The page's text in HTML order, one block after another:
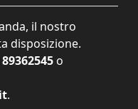
il nostro
disposizione.
o
.